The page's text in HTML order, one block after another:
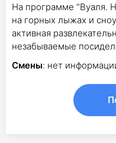
На программе "Вуаля.
на горных лыжах и
активная
незабываемые
Смены: нет